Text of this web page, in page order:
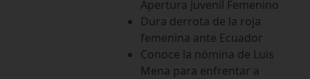
Apertura Juvenil Femenino
Dura derrota de la roja
femenina ante Ecuador
Conoce la nómina de Luis
Mena para enfrentar a